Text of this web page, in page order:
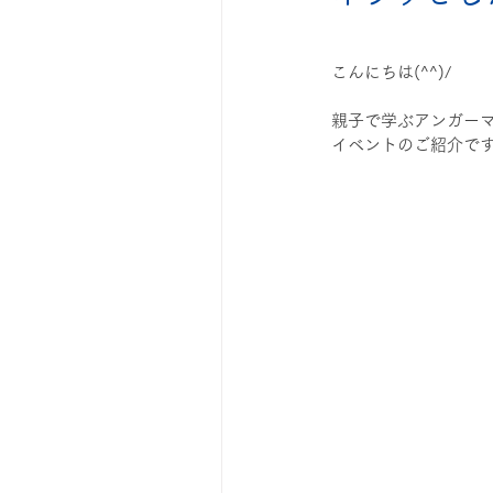
こんにちは(^^)/
親子で学ぶアンガー
イベントのご紹介です